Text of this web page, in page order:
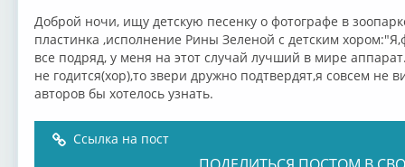
Доброй ночи, ищу детскую песенку о фотографе в
пластинка ,исполнение Рины Зеленой с детским
все подряд, у меня на этот случай лучший в мире
не годится(хор),то звери дружно подтвердят,я совсем не
авторов бы хотелось узнать.
Ссылка на пост